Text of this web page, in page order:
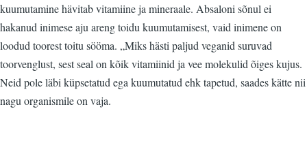
kuumutamine hävitab vitamiine ja mineraale. Absaloni sõnul ei
hakanud inimese aju areng toidu kuumutamisest, vaid inimene on
loodud toorest toitu sööma. „Miks hästi paljud veganid suruvad
toorvenglust, sest seal on kõik vitamiinid ja vee molekulid õiges kujus.
Neid pole läbi küpsetatud ega kuumutatud ehk tapetud, saades kätte nii
nagu organismile on vaja.